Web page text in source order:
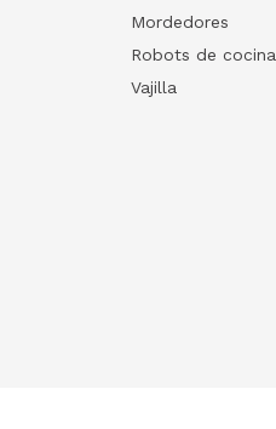
Mordedores
Robots de cocina
Vajilla